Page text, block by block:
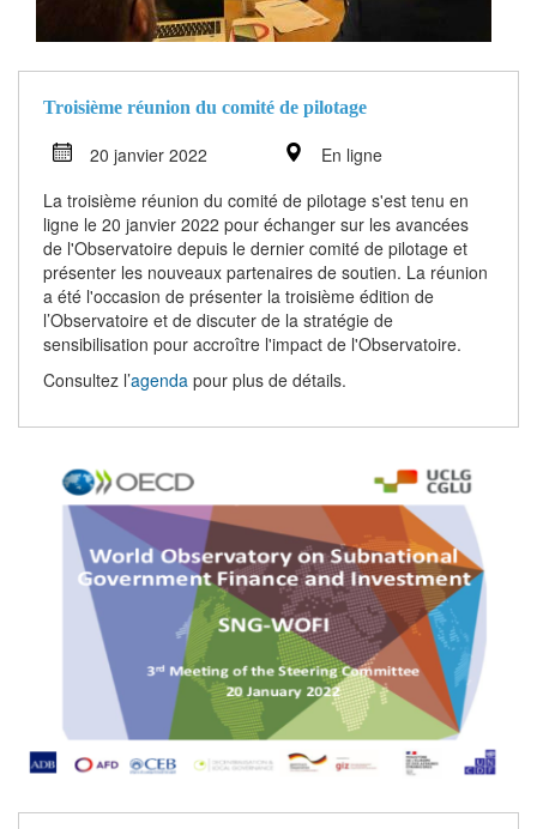
Troisième réunion du comité de pilotage
20 janvier 2022
En ligne
La troisième réunion du comité de pilotage s'est tenu en
ligne le 20 janvier 2022 pour échanger sur les avancées
de l'Observatoire depuis le dernier comité de pilotage et
présenter les nouveaux partenaires de soutien. La réunion
a été l'occasion de présenter la troisième édition de
l’Observatoire et de discuter de la stratégie de
sensibilisation pour accroître l'impact de l'Observatoire.
Consultez l’agenda pour plus de détails.